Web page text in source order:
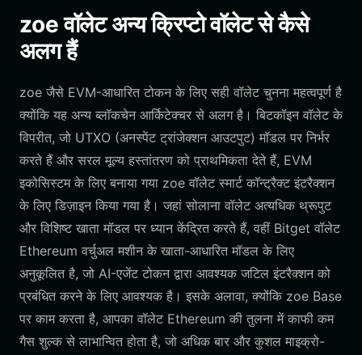
zoe वॉलेट अन्य क्रिप्टो वॉलेट से कैसे
अलग हैं
zoe जैसे EVM-आधारित टोकन के लिए सही वॉलेट चुनना महत्वपूर्ण है
क्योंकि यह अन्य ब्लॉकचेन आर्किटेक्चर से अलग है। बिटकॉइन वॉलेट के
विपरीत, जो UTXO (अनस्पेंट ट्रांजेक्शन आउटपुट) मॉडल पर निर्भर
करते हैं और सरल मूल्य हस्तांतरण को प्राथमिकता देते हैं, EVM
इकोसिस्टम के लिए बनाया गया zoe वॉलेट स्मार्ट कॉन्ट्रैक्ट इंटरैक्शन
के लिए डिज़ाइन किया गया है। जहां सोलाना वॉलेट अत्यधिक थ्रूपुट
और विशिष्ट खाता मॉडल पर ध्यान केंद्रित करते हैं, वहीं Bitget वॉलेट
Ethereum वर्चुअल मशीन के खाता-आधारित मॉडल के लिए
अनुकूलित है, जो AI-एजेंट टोकन द्वारा आवश्यक जटिल इंटरैक्शन को
प्रबंधित करने के लिए आवश्यक है। इसके अलावा, क्योंकि zoe Base
पर काम करता है, आपका वॉलेट Ethereum की तुलना में काफी कम
गैस शुल्क से लाभान्वित होता है, जो अधिक बार और कुशल माइक्रो-